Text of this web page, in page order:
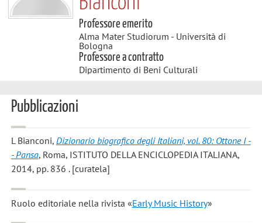
Professore emerito
Alma Mater Studiorum - Università di
Bologna
Professore a contratto
Dipartimento di Beni Culturali
Pubblicazioni
L Bianconi, Dizionario biografico degli Italiani, vol. 80: Ottone I -
- Pansa, Roma, ISTITUTO DELLA ENCICLOPEDIA ITALIANA,
2014, pp. 836 . [curatela]
Ruolo editoriale nella rivista «Early Music History»